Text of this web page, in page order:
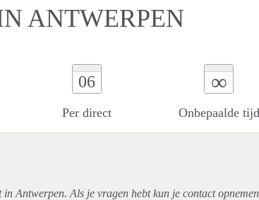
ANTWERPEN
06
Per direct
∞
Onbepaalde tijd
Antwerpen. Als je vragen hebt kun je contact